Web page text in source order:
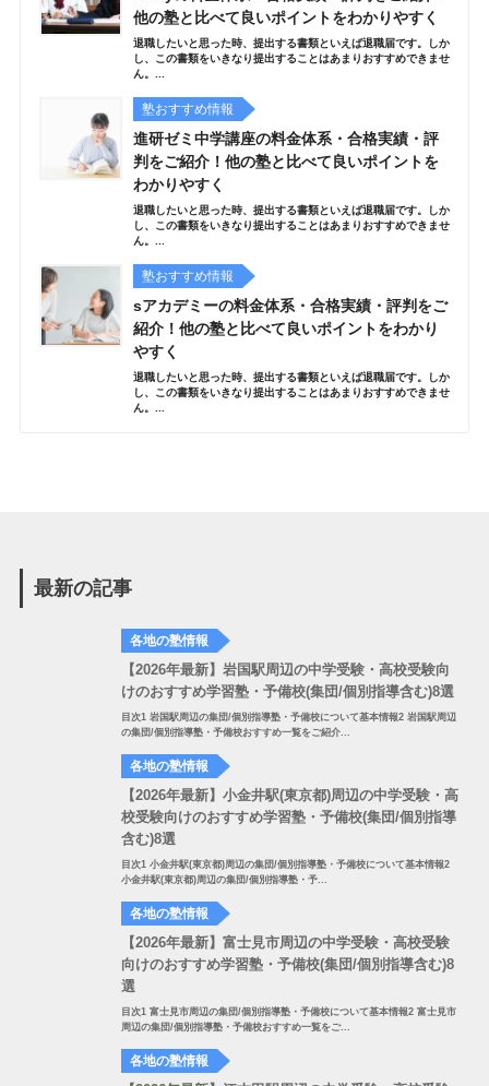
他の塾と比べて良いポイントをわかりやすく
退職したいと思った時、提出する書類といえば退職届です。しか
し、この書類をいきなり提出することはあまりおすすめできませ
ん。...
塾おすすめ情報
進研ゼミ中学講座の料金体系・合格実績・評
判をご紹介！他の塾と比べて良いポイントを
わかりやすく
退職したいと思った時、提出する書類といえば退職届です。しか
し、この書類をいきなり提出することはあまりおすすめできませ
ん。...
塾おすすめ情報
sアカデミーの料金体系・合格実績・評判をご
紹介！他の塾と比べて良いポイントをわかり
やすく
退職したいと思った時、提出する書類といえば退職届です。しか
し、この書類をいきなり提出することはあまりおすすめできませ
ん。...
最新の記事
各地の塾情報
【2026年最新】岩国駅周辺の中学受験・高校受験向
けのおすすめ学習塾・予備校(集団/個別指導含む)8選
目次1 岩国駅周辺の集団/個別指導塾・予備校について基本情報2 岩国駅周辺
の集団/個別指導塾・予備校おすすめ一覧をご紹介...
各地の塾情報
【2026年最新】小金井駅(東京都)周辺の中学受験・高
校受験向けのおすすめ学習塾・予備校(集団/個別指導
含む)8選
目次1 小金井駅(東京都)周辺の集団/個別指導塾・予備校について基本情報2
小金井駅(東京都)周辺の集団/個別指導塾・予...
各地の塾情報
【2026年最新】富士見市周辺の中学受験・高校受験
向けのおすすめ学習塾・予備校(集団/個別指導含む)8
選
目次1 富士見市周辺の集団/個別指導塾・予備校について基本情報2 富士見市
周辺の集団/個別指導塾・予備校おすすめ一覧をご...
各地の塾情報